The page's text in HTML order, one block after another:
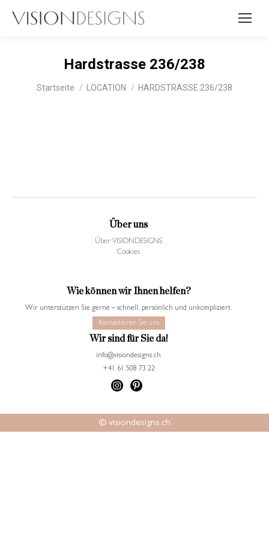
Hardstrasse 236/238
Startseite LOCATION HARDSTRASSE 236/238
Über uns
Über VISIONDESIGNS
Cookies
Wie können wir Ihnen helfen?
Wir unterstützen Sie gerne – schnell, persönlich und unkompliziert.
Kontaktieren Sie uns
Wir sind für Sie da!
info@visiondesigns.ch
+41 61 508 73 22
© visiondesigns.ch